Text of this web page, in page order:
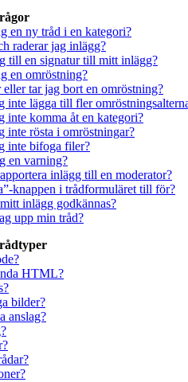
en ny tråd i en kategori?
raderar jag inlägg?
till en signatur till mitt inlägg?
en omröstning?
tar jag bort en omröstning?
inte lägga till fler
inte komma åt en kategori?
inte rösta i omröstningar?
inte bifoga filer?
en varning?
inlägg till en moderator?
knappen i trådformuläret till för?
inlägg godkännas?
upp min tråd?
HTML?
bilder?
anslag?